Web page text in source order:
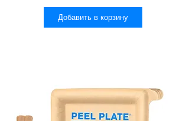
Добавить в корзину